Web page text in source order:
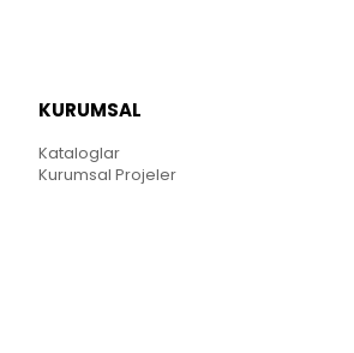
KURUMSAL
Kataloglar
Kurumsal Projeler